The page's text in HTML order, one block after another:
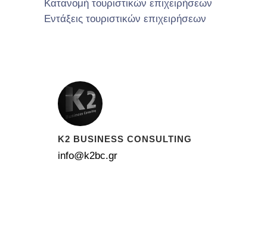
Κατανομή τουριστικών επιχειρήσεων
Εντάξεις τουριστικών επιχειρήσεων
K2 BUSINESS CONSULTING
info@k2bc.gr